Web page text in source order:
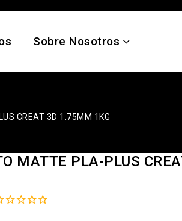
Sobre Nosotros
CREAT 3D 1.75MM 1KG
MATTE PLA-PLUS